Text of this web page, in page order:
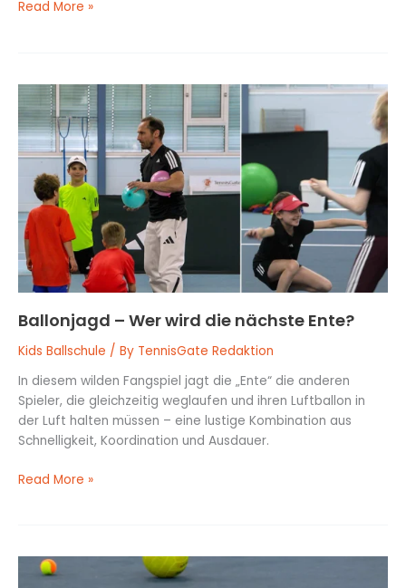
Read More »
Ballonjagd – Wer wird die nächste Ente?
Kids Ballschule / By TennisGate Redaktion
In diesem wilden Fangspiel jagt die „Ente“ die anderen
Spieler, die gleichzeitig weglaufen und ihren Luftballon in
der Luft halten müssen – eine lustige Kombination aus
Schnelligkeit, Koordination und Ausdauer.
Ballonjagd
–
Wer
wird
nächste
Ente?
Read More »
Volltreffer